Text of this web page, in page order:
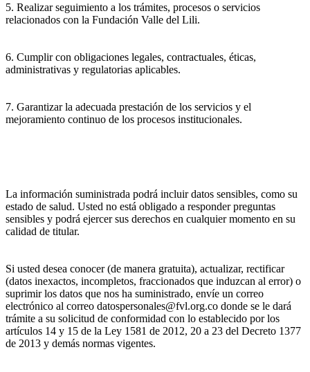
5. Realizar seguimiento a los trámites, procesos o servicios
relacionados con la Fundación Valle del Lili.
6. Cumplir con obligaciones legales, contractuales, éticas,
administrativas y regulatorias aplicables.
7. Garantizar la adecuada prestación de los servicios y el
mejoramiento continuo de los procesos institucionales.
La información suministrada podrá incluir datos sensibles, como su
estado de salud. Usted no está obligado a responder preguntas
sensibles y podrá ejercer sus derechos en cualquier momento en su
calidad de titular.
Si usted desea conocer (de manera gratuita), actualizar, rectificar
(datos inexactos, incompletos, fraccionados que induzcan al error) o
suprimir los datos que nos ha suministrado, envíe un correo
electrónico al correo datospersonales@fvl.org.co donde se le dará
trámite a su solicitud de conformidad con lo establecido por los
artículos 14 y 15 de la Ley 1581 de 2012, 20 a 23 del Decreto 1377
de 2013 y demás normas vigentes.